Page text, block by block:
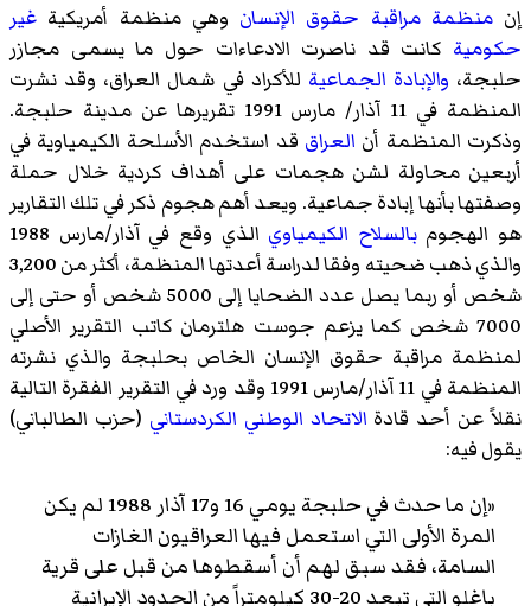
إنمنظمة مراقبة حقوق الإنسان وهي منظمة أمريكية غير
حكومية كانت قد ناصرت الادعاءات حول ما يسمى مجازر
حلبجة، والإبادة الجماعية للأكراد في شمال العراق، وقد نشرت
المنظمة في 11 آذار/ مارس 1991 تقريرها عن مدينة حلبجة.
وذكرت المنظمة أن العراق قد استخدم الأسلحة الكيمياوية في
أربعين محاولة لشن هجمات على أهداف كردية خلال حملة
وصفتها بأنها إبادة جماعية. ويعد أهم هجوم ذكر في تلك التقارير
هو الهجومبالسلاح الكيمياوي
الذي وقع في آذار/مارس 1988
والذي ذهب ضحيته وفقا لدراسة أعدتها المنظمة، أكثر من 3,200
شخص أو ربما يصل عدد الضحايا إلى 5000 شخص أو حتى إلى
7000 شخص كما يزعم جوست هلترمان كاتب التقرير الأصلي
لمنظمة مراقبة حقوق الإنسان الخاص بحلبجة والذي نشرته
المنظمة في 11 آذار/مارس 1991 وقد ورد في التقرير الفقرة التالية
نقلاً عن أحد قادة الاتحاد الوطني الكردستاني (حزب الطالباني)
يقول فيه:
«إن ما حدث في حلبجة يومي 16 و17 آذار 1988 لم يكن
المرة الأولى التي استعمل فيها العراقيون الغازات
السامة، فقد سبق لهم أن أسقطوها من قبل على قرية
باغلو التي تبعد 20-30 كيلومتراً من الحدود الإيرانية